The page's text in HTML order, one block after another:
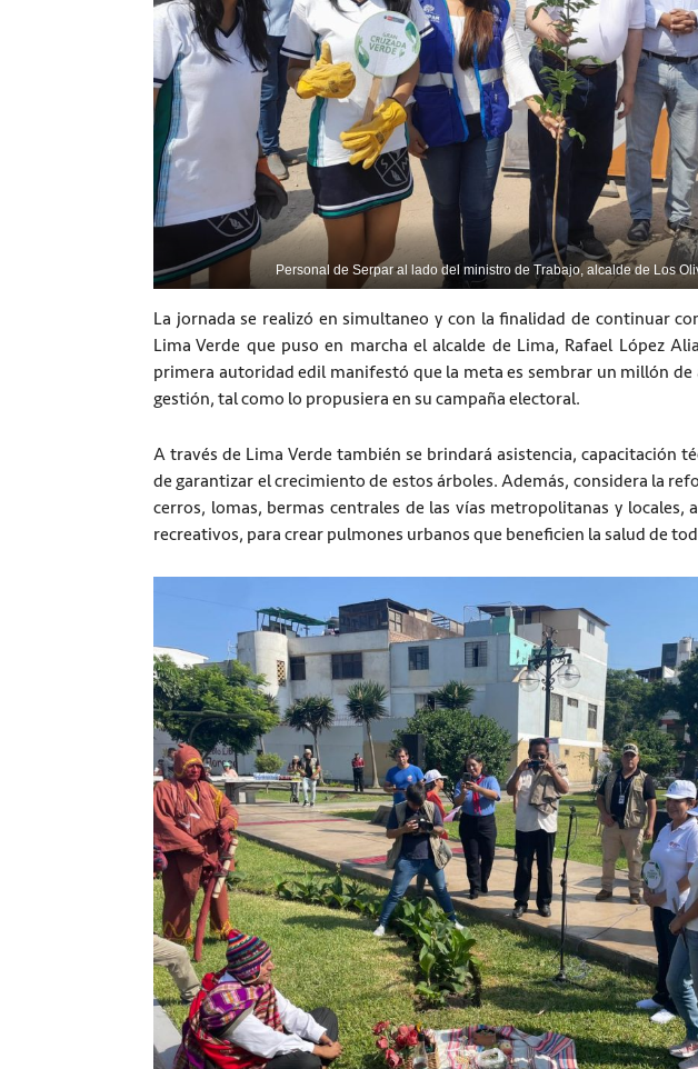
Personal de Serpar al lado del ministro de Trabajo, alcalde de Los
La jornada se realizó en simultaneo y con la finalidad de continuar
Lima Verde que puso en marcha el alcalde de Lima, Rafael López
primera autoridad edil manifestó que la meta es sembrar un millón
gestión, tal como lo propusiera en su campaña electoral.
A través de Lima Verde también se brindará asistencia, capacitación
de garantizar el crecimiento de estos árboles. Además, considera la
cerros, lomas, bermas centrales de las vías metropolitanas y locales,
recreativos, para crear pulmones urbanos que beneficien la salud de